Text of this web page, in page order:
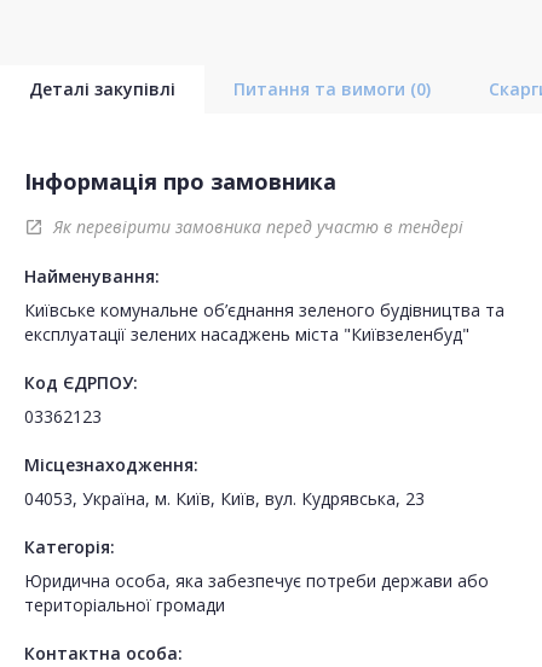
Деталі закупівлі Питання та вимоги (0)
Інформація про замовника
open_in_new Як перевірити замовника перед участю в тендері
Найменування:
Київське комунальне об’єднання зеленого будівництва та
експлуатації зелених насаджень міста "Київзеленбуд"
Код ЄДРПОУ:
03362123
Місцезнаходження:
04053, Україна, м. Київ, Київ, вул. Кудрявська, 23
Категорія:
Юридична особа, яка забезпечує потреби держави або
територіальної громади
Контактна особа: